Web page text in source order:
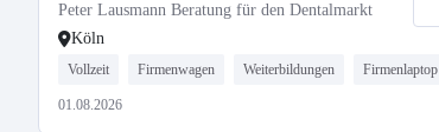
Peter Lausmann Beratung für den Dentalmarkt
Köln
Vollzeit Firmenwagen Weiterbildungen Firmenlaptop
01.08.2026